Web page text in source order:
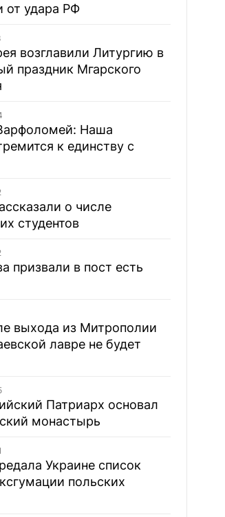
от удара РФ
возглавили Литургию в
праздник Мгарского
Наша
к единству с
о числе
студентов
призвали в пост есть
выхода из Митрополии
лавре не будет
Патриарх основал
монастырь
Украине список
польских